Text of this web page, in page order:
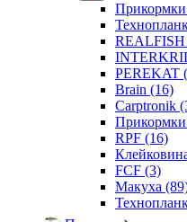
REALFISH
PEREKAT
Brain (16)
Carptronik
RPF (16)
FCF (3)
Макуха